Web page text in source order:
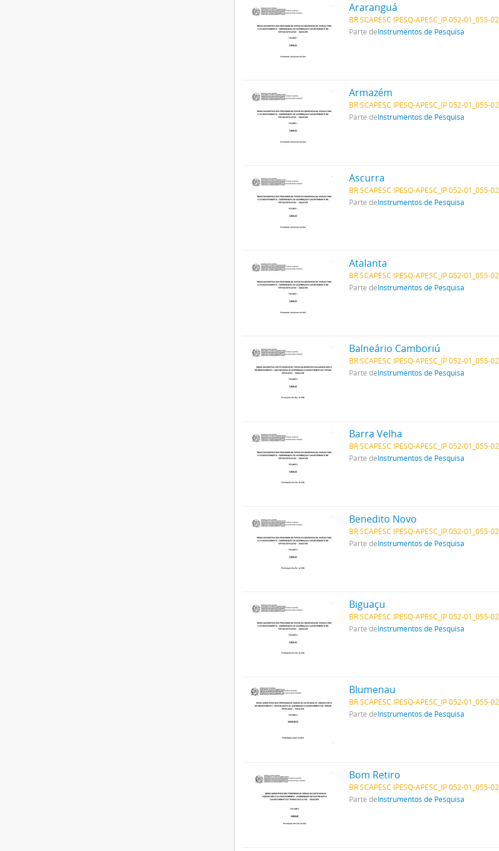
Araranguá
BR SCAPESC IPESQ-APESC_IP 052-01_055-
Parte deInstrumentos de Pesquisa
Armazém
BR SCAPESC IPESQ-APESC_IP 052-01_055-
Parte deInstrumentos de Pesquisa
Ascurra
BR SCAPESC IPESQ-APESC_IP 052-01_055-
Parte deInstrumentos de Pesquisa
Atalanta
BR SCAPESC IPESQ-APESC_IP 052-01_055-
Parte deInstrumentos de Pesquisa
Balneário Camboriú
BR SCAPESC IPESQ-APESC_IP 052-01_055-
Parte deInstrumentos de Pesquisa
Barra Velha
BR SCAPESC IPESQ-APESC_IP 052-01_055-
Parte deInstrumentos de Pesquisa
Benedito Novo
BR SCAPESC IPESQ-APESC_IP 052-01_055-
Parte deInstrumentos de Pesquisa
Biguaçu
BR SCAPESC IPESQ-APESC_IP 052-01_055-
Parte deInstrumentos de Pesquisa
Blumenau
BR SCAPESC IPESQ-APESC_IP 052-01_055-
Parte deInstrumentos de Pesquisa
Bom Retiro
BR SCAPESC IPESQ-APESC_IP 052-01_055-
Parte deInstrumentos de Pesquisa